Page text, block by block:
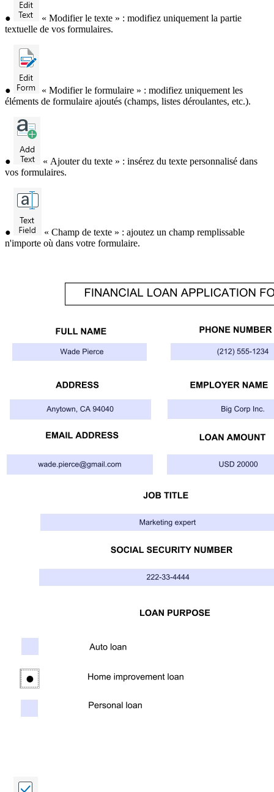
●
« Modifier le texte » : modifiez uniquement la partie
textuelle de vos formulaires.
●
« Modifier le formulaire » : modifiez uniquement les
éléments de formulaire ajoutés (champs, listes déroulantes, etc.).
●
« Ajouter du texte » : insérez du texte personnalisé dans
vos formulaires.
●
« Champ de texte » : ajoutez un champ remplissable
n'importe où dans votre formulaire.